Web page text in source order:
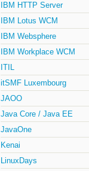
IBM HTTP Server
IBM Lotus WCM
IBM Websphere
IBM Workplace WCM
ITIL
itSMF Luxembourg
JAOO
Java Core / Java EE
JavaOne
Kenai
LinuxDays